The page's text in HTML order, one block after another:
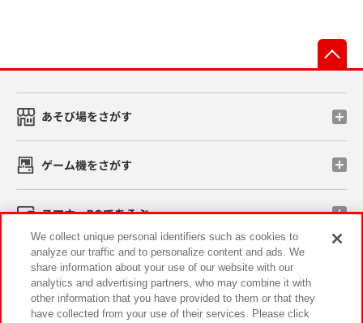
あそび場をさがす
ゲーム機をさがす
スマホ・PCであそぶ
イベント・キャンペーン
We collect unique personal identifiers such as cookies to
analyze our traffic and to personalize content and ads. We
share information about your use of our website with our
analytics and advertising partners, who may combine it with
other information that you have provided to them or that they
have collected from your use of their services. Please click